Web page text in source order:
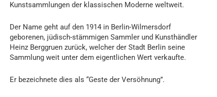
Kunstsammlungen der klassischen Moderne weltweit.
Der Name geht auf den 1914 in Berlin-Wilmersdorf
geborenen, jüdisch-stämmigen Sammler und Kunsthändler
Heinz Berggruen zurück, welcher der Stadt Berlin seine
Sammlung weit unter dem eigentlichen Wert verkaufte.
Er bezeichnete dies als “Geste der Versöhnung”.